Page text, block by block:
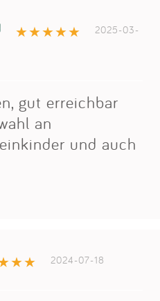
2025-03-
gut erreichbar
an
und auch
2024-07-18